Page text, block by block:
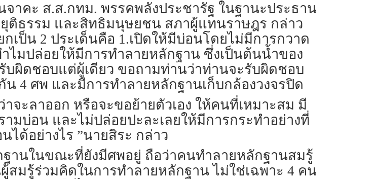
จาคะ ส.ส.กทม. พรรคพลังประชารัฐ ในฐานะประธาน
ติธรรม และสิทธิมนุษยชน สภาผู้แทนราษฎร กล่าว
เป็น 2 ประเด็นคือ 1.เปิดให้มีบ่อนโดยไม่มีการกวาด
ไมปล่อยให้มีการทำลายหลักฐาน ซึ่งเป็นต้นน้ำของ
ผิดชอบแต่ผู้เดียว ขอถามท่านว่าท่านจะรับผิดชอบ
4 ศพ และมีการทำลายหลักฐานเก็บกล้องวงจรปิด
จะลาออก หรือจะขอย้ายตัวเอง ให้คนที่เหมาะสม มี
มบ่อน และไม่ปล่อยปะละเลยให้มีการกระทำอย่างที่
ด้อย่างไร ”นายสิระ กล่าว
านในขณะที่ยังมีศพอยู่ ถือว่าคนทำลายหลักฐานสมรู้
สมรู้ร่วมคิดในการทำลายหลักฐาน ไม่ใช่เฉพาะ 4 คน